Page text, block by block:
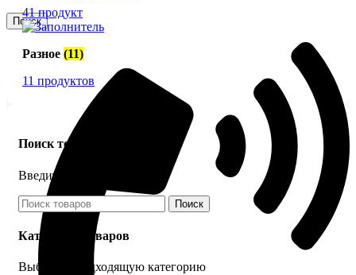
Поиск
41 продукт
Разное (11)
11 продуктов
Поиск товаров
Введите название детали
Поиск
Категории товаров
Выберите подходящую категорию